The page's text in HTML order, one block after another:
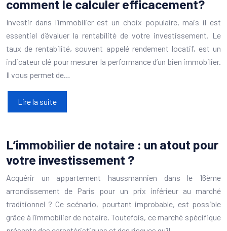
comment le calculer efficacement?
Investir dans l’immobilier est un choix populaire, mais il est
essentiel d’évaluer la rentabilité de votre investissement. Le
taux de rentabilité, souvent appelé rendement locatif, est un
indicateur clé pour mesurer la performance d’un bien immobilier.
Il vous permet de…
Lire la suite
L’immobilier de notaire : un atout pour
votre investissement ?
Acquérir un appartement haussmannien dans le 16ème
arrondissement de Paris pour un prix inférieur au marché
traditionnel ? Ce scénario, pourtant improbable, est possible
grâce à l’immobilier de notaire. Toutefois, ce marché spécifique